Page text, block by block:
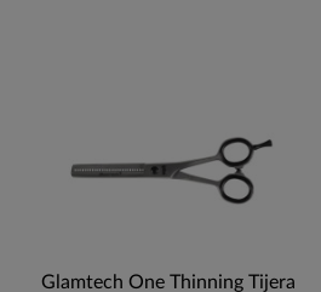
Glamtech One Thinning Tijera